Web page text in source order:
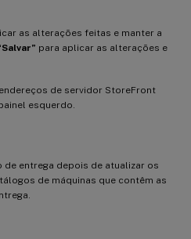
as alterações feitas e manter a
para aplicar as alterações e
de servidor StoreFront
esquerdo.
entrega depois de atualizar os
de máquinas que contêm as